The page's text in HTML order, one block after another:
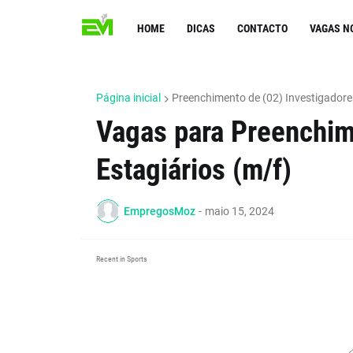
HOME DICAS CONTACTO VAGAS
Página inicial Preenchimento de (02)
Vagas para
Estagiários (m/f)
EmpregosMoz - maio 15, 2024
Recent in Sports